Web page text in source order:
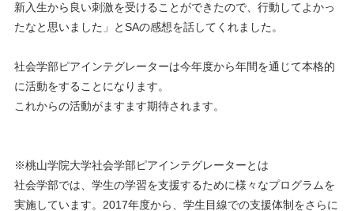
新入生から良い刺激を受けることができたので、行動してよかっ
たなと思いました」とSAの感想を話してくれました。
社会学部ピアインテグレーターは今年度から年間を通じて本格的
に活動をすることになります。
これからの活動がますます期待されます。
※桃山学院大学社会学部ピアインテグレーターとは
社会学部では、学生の学習を支援するために様々なプログラムを
実施しています。2017年度から、学生目線での支援体制をさらに